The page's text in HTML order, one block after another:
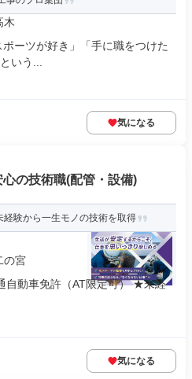
木
ーツが好き」「手に職をつけた
いう...
気になる
の技術職(配管・設備)
経験から一生モノの技術を取得
の宮
自動車免許（AT限定可） ★未経
気になる